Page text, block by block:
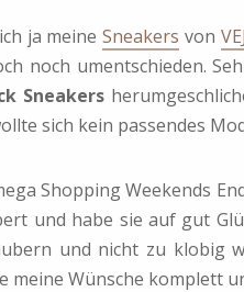
ja meineSneakers von
noch umentschieden.
Sneakers
sich kein passendes
Shopping Weekends
und habe sie auf gut
und nicht zu klobig
meine Wünsche komplett